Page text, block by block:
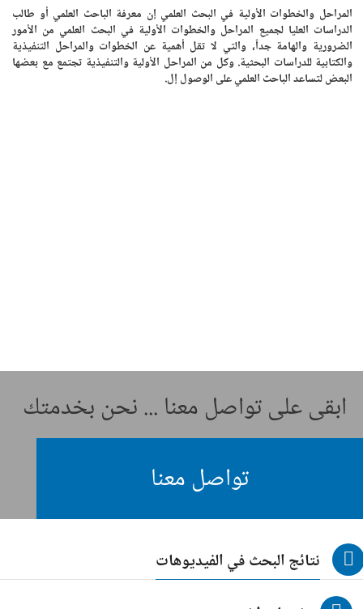
المراحل والخطوات الأولية في البحث العلمي إن معرفة الباحث العلمي أو طالب
الدراسات العليا لجميع المراحل والخطوات الأولية في البحث العلمي من الأمور
الضرورية والهامة جداً، والتي لا تقل أهمية عن الخطوات والمراحل التنفيذية
والكتابية للدراسات البحثية. وكل من المراحل الأولية والتنفيذية تجتمع مع بعضها
البعض لتساعد الباحث العلمي على الوصول إل.
ابقى على تواصل معنا ... نحن بخدمتك
تواصل معنا
نتائج البحث في الفيديوهات